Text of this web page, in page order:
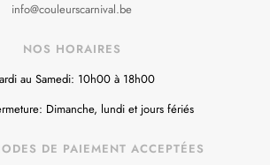
info@couleurscarnival.be
NOS HORAIRES
au Samedi: 10h00 à 18h00
Dimanche, lundi et jours fériés
DE PAIEMENT ACCEPTÉES